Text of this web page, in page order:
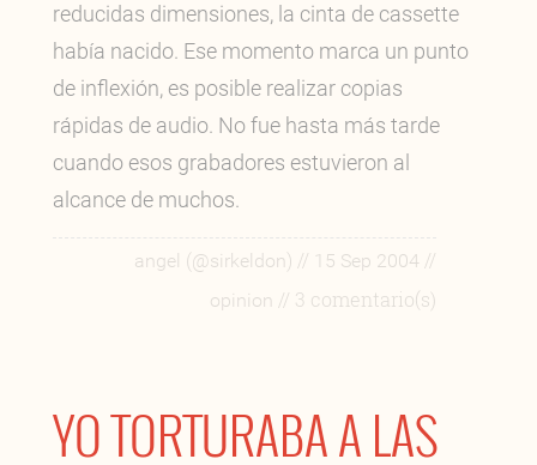
reducidas dimensiones, la cinta de cassette
había nacido. Ese momento marca un punto
de inflexión, es posible realizar copias
rápidas de audio. No fue hasta más tarde
cuando esos grabadores estuvieron al
alcance de muchos.
angel (@sirkeldon) // 15 Sep 2004 //
opinion // 3 comentario(s)
YO TORTURABA A LAS